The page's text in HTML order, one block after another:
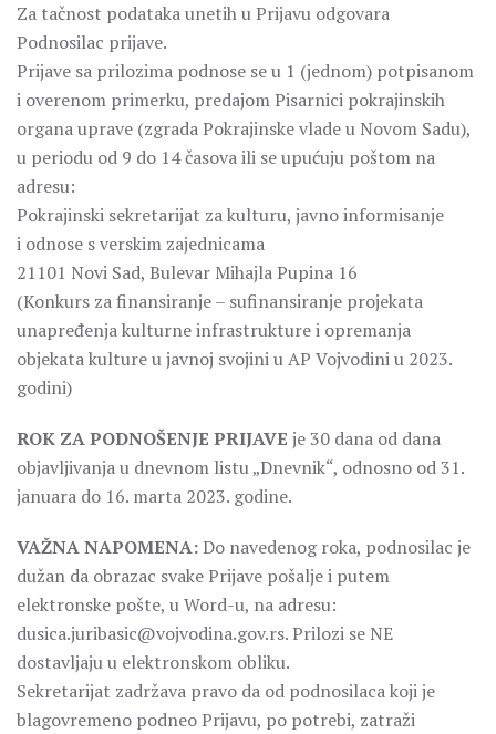
Za tačnost podataka unetih u Prijavu odgovara
Podnosilac prijave.
Prijave sa prilozima podnose se u 1 (jednom) potpisanom
i overenom primerku, predajom Pisarnici pokrajinskih
organa uprave (zgrada Pokrajinske vlade u Novom Sadu),
u periodu od 9 do 14 časova ili se upućuju poštom na
adresu:
Pokrajinski sekretarijat za kulturu, javno informisanje
i odnose s verskim zajednicama
21101 Novi Sad, Bulevar Mihajla Pupina 16
(Konkurs za finansiranje – sufinansiranje projekata
unapređenja kulturne infrastrukture i opremanja
objekata kulture u javnoj svojini u AP Vojvodini u 2023.
godini)
ROK ZA PODNOŠENJE PRIJAVE je 30 dana od dana
objavljivanja u dnevnom listu „Dnevnik“, odnosno od 31.
januara do 16. marta 2023. godine.
VAŽNA NAPOMENA:Do navedenog roka, podnosilac je
dužan da obrazac svake Prijave pošalje i putem
elektronske pošte, u Word-u, na adresu:
dusica.juribasic@vojvodina.gov.rs. Prilozi se NE
dostavljaju u elektronskom obliku.
Sekretarijat zadržava pravo da od podnosilaca koji je
blagovremeno podneo Prijavu, po potrebi, zatraži